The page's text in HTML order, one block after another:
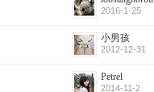
2016-1-25
小男孩
2012-12-31
Petrel
2014-11-2